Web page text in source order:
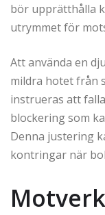
bör upprätthålla
utrymmet för
Att använda en
mildra hotet från
instrueras att
blockering som
Denna justering
kontringar när